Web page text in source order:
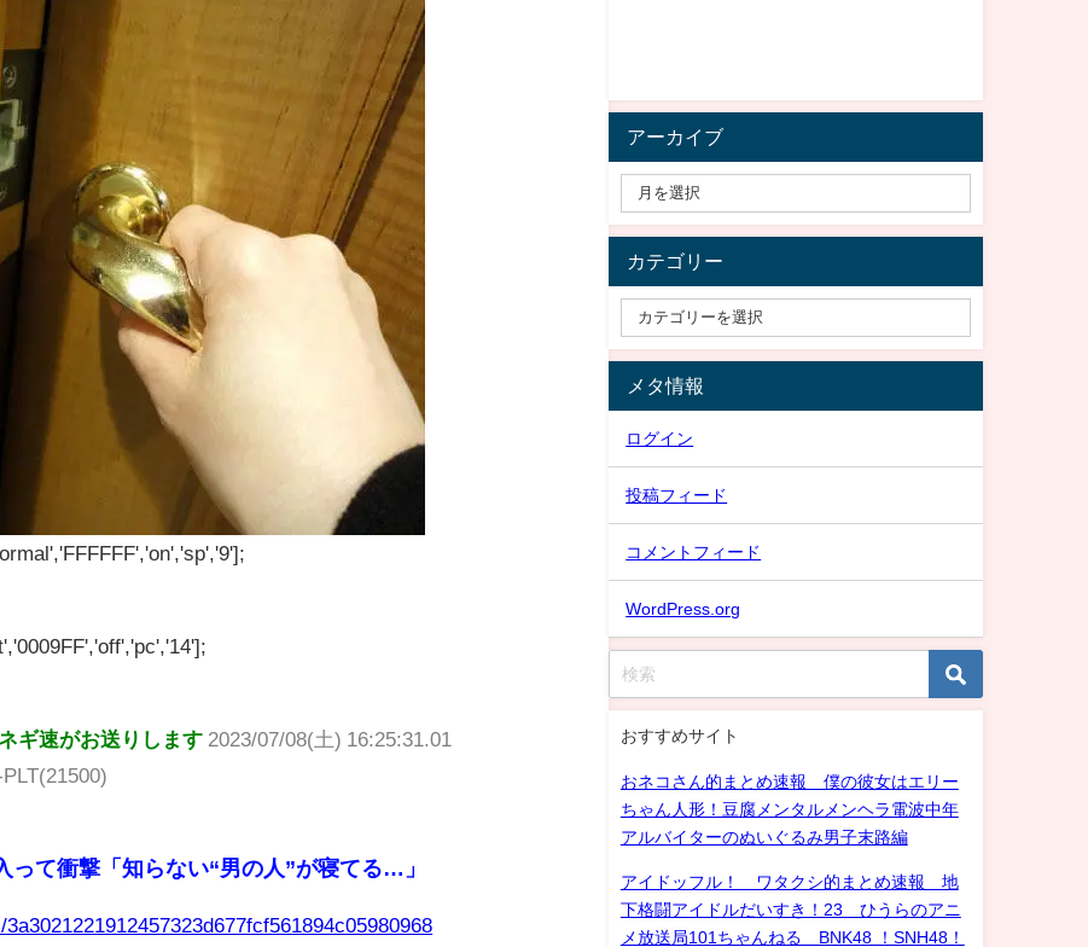
ギ速がお送りします 2023/07/08(土) 16:25:31.01
って衝撃「知らない“男の人”が寝てる…」
アーカイブ
カテゴリー
メタ情報
ログイン
投稿フィード
コメントフィード
WordPress.org
おすすめサイト
おネコさん的まとめ速報 僕の彼女はエリー
ちゃん人形！豆腐メンタルメンヘラ電波中年
アルバイターのぬいぐるみ男子末路編
アイドッフル！ ワタクシ的まとめ速報 地
下格闘アイドルだいすき！23 ひうらのアニ
メ放送局101ちゃんねる BNK48 ！SNH48！